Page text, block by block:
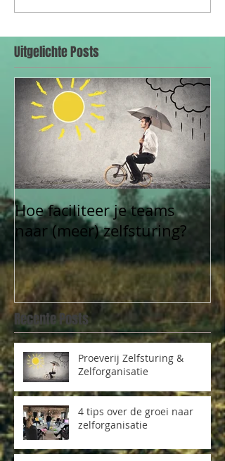
Uitgelichte Posts
Hoe faciliteer je teams
naar (meer) zelfsturing?
Recente Posts
Proeverij Zelfsturing &
Zelforganisatie
4 tips over de groei naar
zelforganisatie